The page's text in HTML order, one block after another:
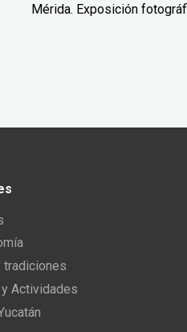
Mérida. Exposición
tradiciones
Actividades